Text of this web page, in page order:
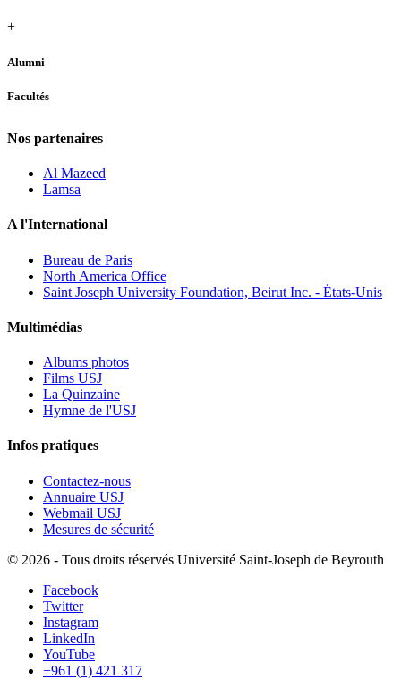
+
Alumni
Facultés
Nos partenaires
Al Mazeed
Lamsa
A l'International
Bureau de Paris
North America Office
Saint Joseph University Foundation, Beirut Inc. - États-Unis
Multimédias
Albums photos
Films USJ
La Quinzaine
Hymne de l'USJ
Infos pratiques
Contactez-nous
Annuaire USJ
Webmail USJ
Mesures de sécurité
© 2026 - Tous droits réservés Université Saint-Joseph de Beyrouth
Facebook
Twitter
Instagram
LinkedIn
YouTube
+961 (1) 421 317